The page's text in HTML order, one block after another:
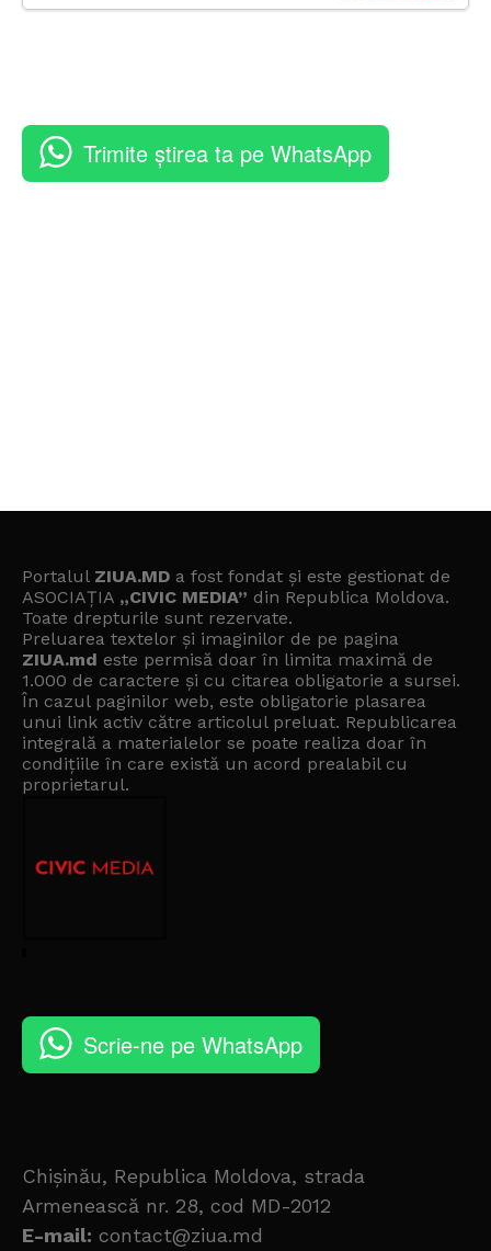
Trimite știrea ta pe WhatsApp
Portalul ZIUA.MD a fost fondat și este gestionat de
ASOCIAȚIA „CIVIC MEDIA” din Republica Moldova.
Toate drepturile sunt rezervate.
Preluarea textelor și imaginilor de pe pagina
ZIUA.md este permisă doar în limita maximă de
1.000 de caractere și cu citarea obligatorie a sursei.
În cazul paginilor web, este obligatorie plasarea
unui link activ către articolul preluat. Republicarea
integrală a materialelor se poate realiza doar în
condițiile în care există un acord prealabil cu
proprietarul.
Scrie-ne pe WhatsApp
Chișinău, Republica Moldova, strada
Armenească nr. 28, cod MD-2012
E-mail: contact@ziua.md